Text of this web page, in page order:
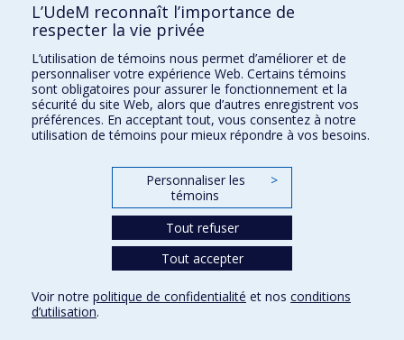
Kinésiologie et des sciences de l’activité physique
Orthophonie et audiologie
Réadaptation
Directions
DPC
CPASS
L’UdeM reconnaît l’importance de
respecter la vie privée
L’utilisation de témoins nous permet d’améliorer et de
personnaliser votre expérience Web. Certains témoins
sont obligatoires pour assurer le fonctionnement et la
sécurité du site Web, alors que d’autres enregistrent vos
préférences. En acceptant tout, vous consentez à notre
utilisation de témoins pour mieux répondre à vos besoins.
Personnaliser les
témoins
>
Tout refuser
Tout accepter
Voir notre politique de confidentialité et nos conditions
d’utilisation.